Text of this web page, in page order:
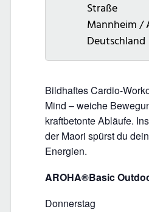
Straße
Mannheim /
Deutschland
Bildhaftes Cardio-
Mind – weiche
kraftbetonte Abläufe.
der Maori spürst du
Energien.
AROHA®Basic
Donnerstag